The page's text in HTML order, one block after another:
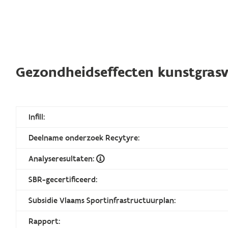
Gezondheidseffecten
Infill:
Deelname onderzoek Recytyre:
Analyseresultaten:
SBR-gecertificeerd:
Subsidie Vlaams Sportinfrastructuurplan:
Rapport: